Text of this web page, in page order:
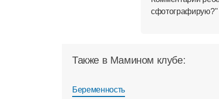
сфотографирую?"
Также в Мамином клубе:
Беременность